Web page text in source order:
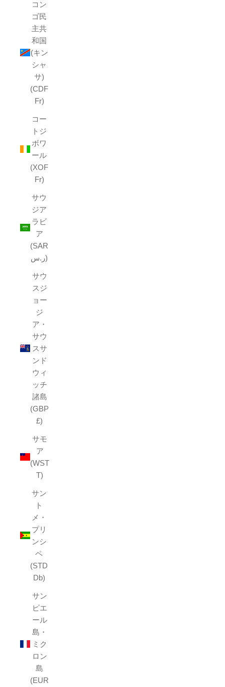
コン
ゴ民
主共
和国
(キン
シャ
サ)
(CDF
Fr)
コー
トジ
ボワ
ール
(XOF
Fr)
サウ
ジア
ラビ
ア
(SAR
ر.س)
サウ
スジ
ョー
ジ
ア・
サウ
スサ
ンド
ウィ
ッチ
諸島
(GBP
£)
サモ
ア
(WST
T)
サン
ト
メ・
プリ
ンシ
ペ
(STD
Db)
サン
ピエ
ール
島・
ミク
ロン
島
(EUR